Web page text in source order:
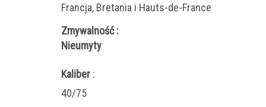
Francja, Bretania i Hauts-de-France
Zmywalność:
Nieumyty
Kaliber :
40/75